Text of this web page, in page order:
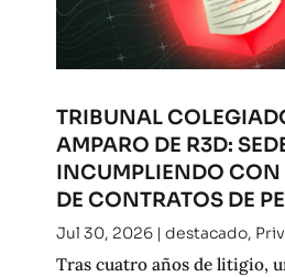
TRIBUNAL
AMPARO DE R3D:
INCUMPLIENDO CON
DE CONTRATOS DE
Jul 30, 2026| destacado,
Tras cuatro años de litigio,